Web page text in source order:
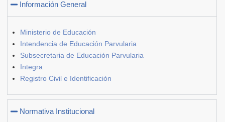
Información General
Ministerio de Educación
Intendencia de Educación Parvularia
Subsecretaria de Educación Parvularia
Integra
Registro Civil e Identificación
Normativa Institucional